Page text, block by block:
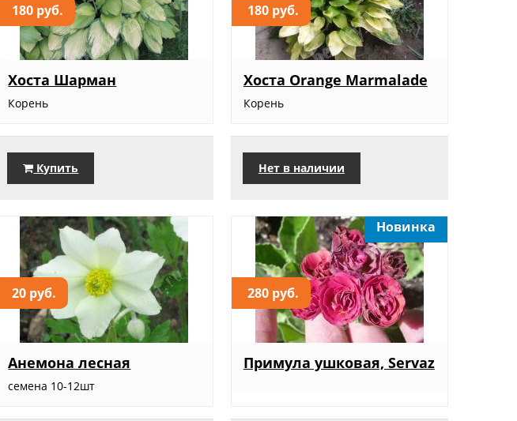
180 руб.
Хоста Шарман
Корень
Купить
180 руб.
Хоста Orange Marmalade
Корень
Нет в наличии
20 руб.
Анемона лесная
семена 10-12шт
280 руб.
Новинка
Примула ушковая, Servaz